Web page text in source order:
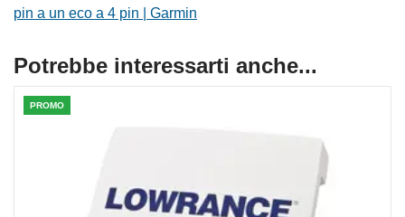
pin a un eco a 4 pin | Garmin
Potrebbe interessarti anche...
PROMO